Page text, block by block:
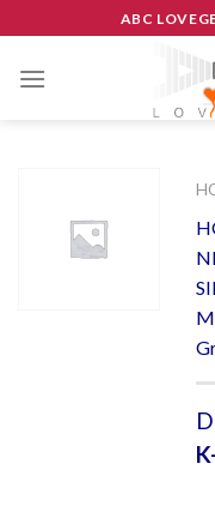
to
content
ABC